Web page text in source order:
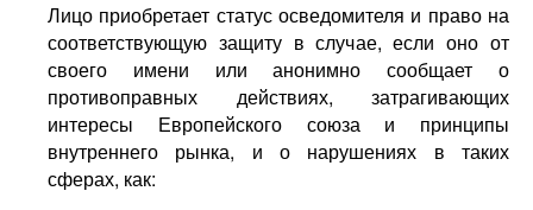
Лицо приобретает статус осведомителя и право на
соответствующую защиту в случае, если оно от
своего имени или анонимно сообщает о
противоправных действиях, затрагивающих
интересы Европейского союза и принципы
внутреннего рынка, и о нарушениях в таких
сферах, как: